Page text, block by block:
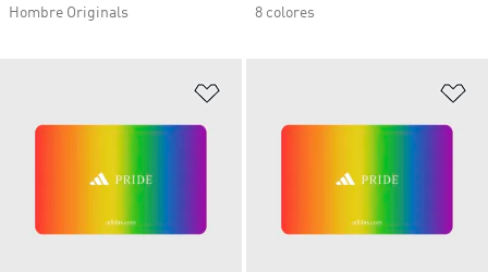
Hombre Originals
8 colores